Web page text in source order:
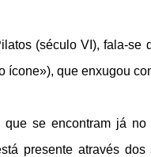
(século VI), fala-
ícone»), que enxugou
que se encontram já
presente através